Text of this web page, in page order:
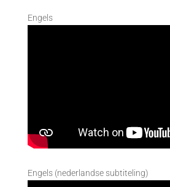
Engels
Engels (nederlandse subtiteling)